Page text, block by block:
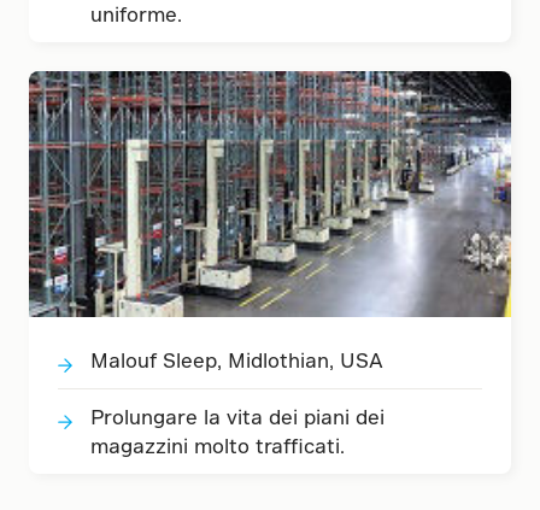
uniforme.
Malouf Sleep, Midlothian, USA
Prolungare la vita dei piani dei
magazzini molto trafficati.